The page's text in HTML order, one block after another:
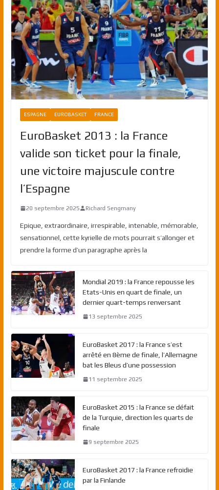
ESPAGNE EUROBASKET FRANCE
EuroBasket 2013 : la France
valide son ticket pour la finale,
une victoire majuscule contre
l’Espagne
20 septembre 2025 Richard Sengmany
Epique, extraordinaire, irrespirable, intenable, mémorable,
sensationnel, cette kyrielle de mots pourrait s’allonger et
prendre la forme d’un paragraphe après la
Mondial 2019 : la France repousse les
Etats-Unis en quart de finale, un
dernier quart-temps renversant
13 septembre 2025
EuroBasket 2017 : la France s’est
arrêté en 8ème de finale, l’Allemagne
bat les Bleus d’une possession
11 septembre 2025
EuroBasket 2015 : la France se défait
de la Turquie, direction les quarts de
finale
9 septembre 2025
EuroBasket 2017 : la France refroidie
par la Finlande